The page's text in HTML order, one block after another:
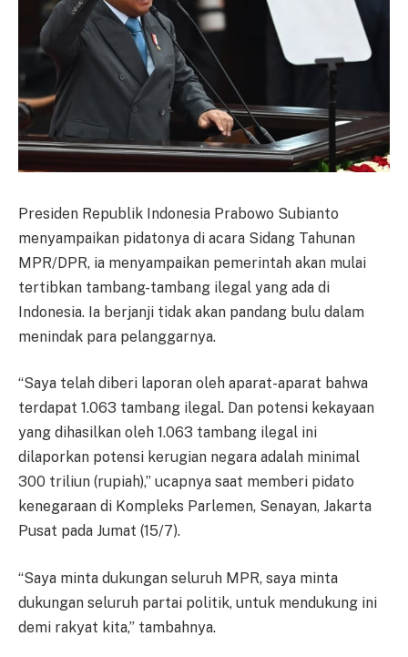
Presiden Republik Indonesia Prabowo Subianto
menyampaikan pidatonya di acara Sidang Tahunan
MPR/DPR, ia menyampaikan pemerintah akan mulai
tertibkan tambang-tambang ilegal yang ada di
Indonesia. Ia berjanji tidak akan pandang bulu dalam
menindak para pelanggarnya.
“Saya telah diberi laporan oleh aparat-aparat bahwa
terdapat 1.063 tambang ilegal. Dan potensi kekayaan
yang dihasilkan oleh 1.063 tambang ilegal ini
dilaporkan potensi kerugian negara adalah minimal
300 triliun (rupiah),” ucapnya saat memberi pidato
kenegaraan di Kompleks Parlemen, Senayan, Jakarta
Pusat pada Jumat (15/7).
“Saya minta dukungan seluruh MPR, saya minta
dukungan seluruh partai politik, untuk mendukung ini
demi rakyat kita,” tambahnya.